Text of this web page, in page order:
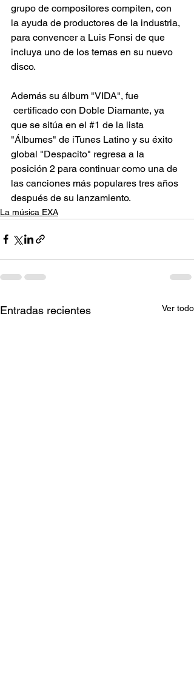
grupo de compositores compiten, con
la ayuda de productores de la industria,
para convencer a Luis Fonsi de que
incluya uno de los temas en su nuevo
disco.
Además su álbum "VIDA", fue
certificado con Doble Diamante, ya
que se sitúa en el #1 de la lista
"Álbumes" de iTunes Latino y su éxito
global "Despacito" regresa a la
posición 2 para continuar como una de
las canciones más populares tres años
después de su lanzamiento.
La música EXA
Entradas recientes Ver todo